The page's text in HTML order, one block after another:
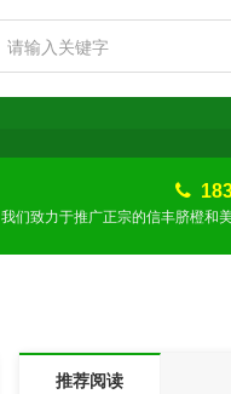
我们致力于推广正宗的信丰脐橙和
推荐阅读